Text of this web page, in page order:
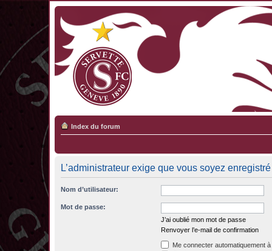
Index du forum
L’administrateur exige que vous soyez
Nom d’utilisateur:
Mot de passe:
J’ai oublié mon mot de passe
Renvoyer l’e-mail de confirmation
Me connecter automatiquement